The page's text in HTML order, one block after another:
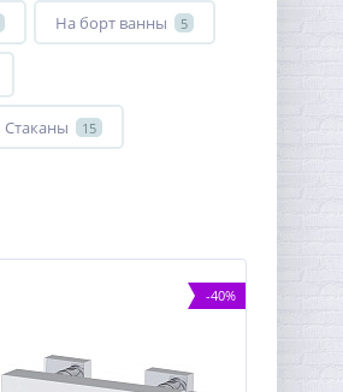
На борт ванны 5
Стаканы 15
-40%